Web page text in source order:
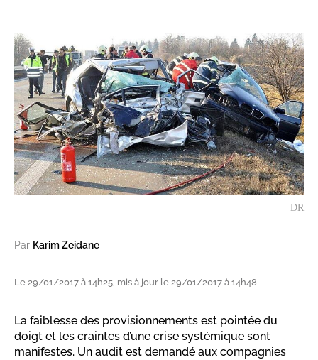
DR
Par Karim Zeidane
Le 29/01/2017 à 14h25, mis à jour le 29/01/2017 à 14h48
La faiblesse des provisionnements est pointée du
doigt et les craintes d’une crise systémique sont
manifestes. Un audit est demandé aux compagnies